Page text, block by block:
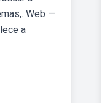
Web —
a